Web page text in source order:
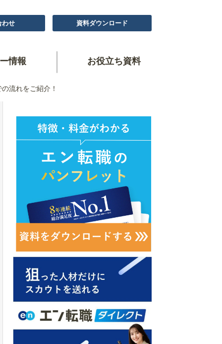
わせ 資料ダウンロード
情報 お役立ち資料
流れをご紹介！